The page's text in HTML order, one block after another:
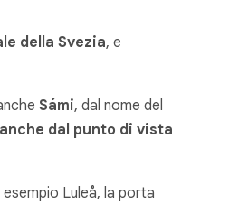
della Svezia, e
Sámi, dal nome del
dal punto di vista
Luleå, la porta